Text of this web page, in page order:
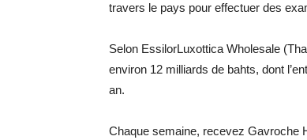
travers le pays pour effectuer des
Selon EssilorLuxottica Wholesale
environ 12 milliards de bahts, dont
an.
Chaque semaine, recevez Gavroche